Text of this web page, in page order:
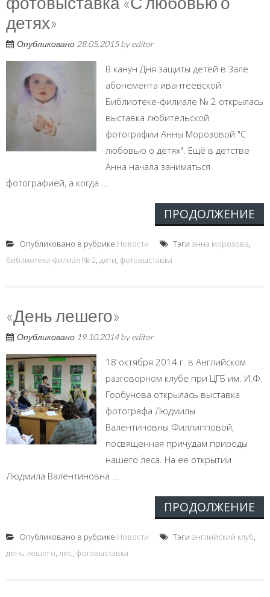
детях»
Опубликовано 28.05.2015byeditor
В канун Дня защиты детей в Зале
абонемента ивантеевской
Библиотеке-филиале № 2 открылась
выставка любительской
фотографии Анны Морозовой "С
любовью о детях". Ещё в детстве
Анна начала заниматься
фотографией, а когда ...
ПРОДОЛЖЕНИЕ
Опубликовано в рубрике Новости Тэги анна морозова,
библиотека-филиал № 2, дети, фотовыставка
«День лешего»
Опубликовано 19.10.2014byeditor
18 октября 2014 г. в Английском
разговорном клубе при ЦГБ им. И.Ф.
Горбунова открылась выставка
фотографа Людмилы
Валентиновны Филлипповой,
посвященная причудам природы
нашего леса. На ее открытии
Людмила Валентиновна ...
ПРОДОЛЖЕНИЕ
Опубликовано в рубрике Новости Тэги английский клуб,
день лешего, лес, фотовыставка